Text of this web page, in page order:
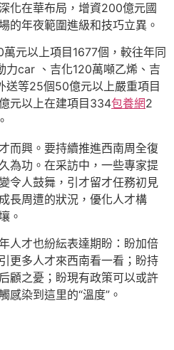
化在華布局，增資200億元國
的年夜範圍進級和技巧立異。
元以上項目1677個，較往年同
力car 、吉化120萬噸乙烯、吉
送等25個50億元以上嚴重項目
元以上在建項目334包養網2
而興。要持續推進西南周全復
為功。在采訪中，一些專家提
令人鼓舞，引才留才任務初見
長周遭的狀況，優化人才構
。
人才也紛紜表達期盼：盼加倍
更多人才來西南看一看；盼持
顧之憂；盼現有政策可以或許
感染到這里的“溫度”。